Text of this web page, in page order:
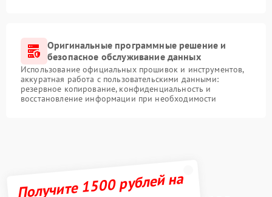
Оригинальные программные решение и
безопасное обслуживание данных
Использование официальных прошивок и инструментов,
аккуратная работа с пользовательскими данными:
резервное копирование, конфиденциальность и
восстановление информации при необходимости
Получите 1500 рублей на